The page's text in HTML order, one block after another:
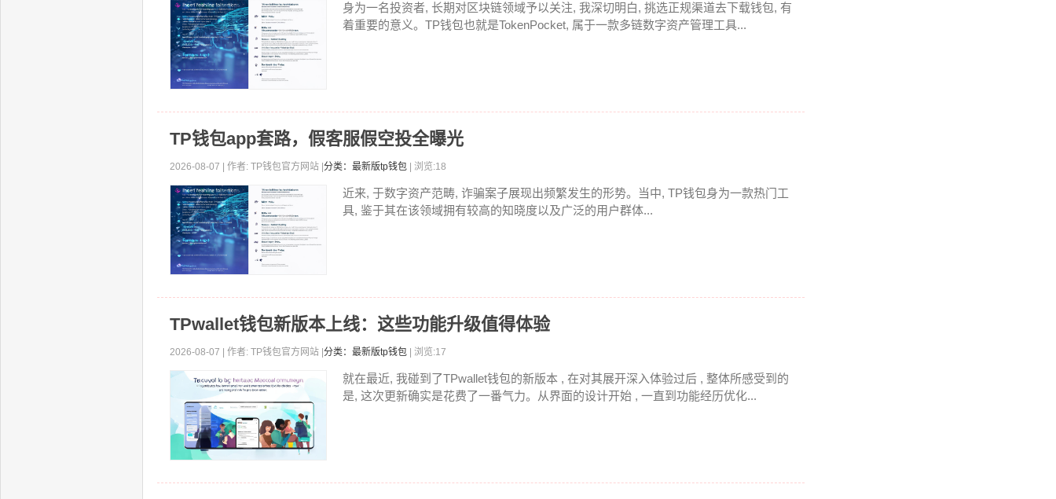
身为一名投资者, 长期对区块链领域予以关注, 我深切明白, 挑选正规渠道去下载钱包, 有
着重要的意义。TP钱包也就是TokenPocket, 属于一款多链数字资产管理工具...
TP钱包app套路，假客服假空投全曝光
2026-08-07 | 作者: TP钱包官方网站 | 分类：最新版tp钱包 | 浏览:18
近来, 于数字资产范畴, 诈骗案子展现出频繁发生的形势。当中, TP钱包身为一款热门工
具, 鉴于其在该领域拥有较高的知晓度以及广泛的用户群体...
TPwallet钱包新版本上线：这些功能升级值得体验
2026-08-07 | 作者: TP钱包官方网站 | 分类：最新版tp钱包 | 浏览:17
就在最近, 我碰到了TPwallet钱包的新版本 , 在对其展开深入体验过后 , 整体所感受到的
是, 这次更新确实是花费了一番气力。从界面的设计开始 , 一直到功能经历优化...